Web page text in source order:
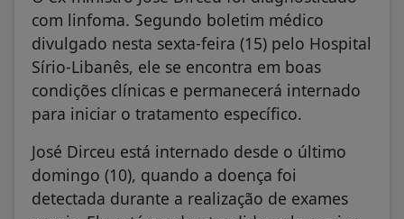
com linfoma. Segundo boletim médico
divulgado nesta sexta-feira (15) pelo Hospital
Sírio-Libanês, ele se encontra em boas
condições clínicas e permanecerá internado
para iniciar o tratamento específico.
José Dirceu está internado desde o último
domingo (10), quando a doença foi
detectada durante a realização de exames